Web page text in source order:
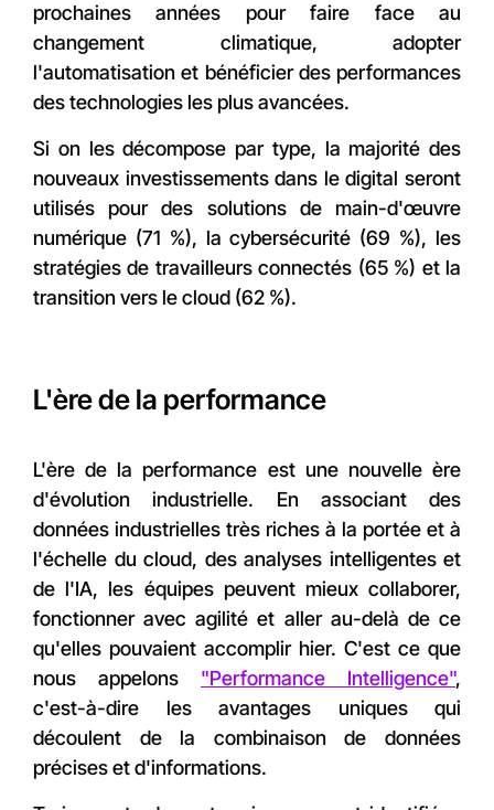
prochaines années pour faire face au
changement climatique, adopter
l'automatisation et bénéficier des performances
des technologies les plus avancées.
Si on les décompose par type, la majorité des
nouveaux investissements dans le digital seront
utilisés pour des solutions de main-d'œuvre
numérique (71 %), la cybersécurité (69 %), les
stratégies de travailleurs connectés (65 %) et la
transition vers le cloud (62 %).
L'ère de la performance
L'ère de la performance est une nouvelle ère
d'évolution industrielle. En associant des
données industrielles très riches à la portée et à
l'échelle du cloud, des analyses intelligentes et
de l'IA, les équipes peuvent mieux collaborer,
fonctionner avec agilité et aller au-delà de ce
qu'elles pouvaient accomplir hier. C'est ce que
nous appelons "Performance Intelligence",
c'est-à-dire les avantages uniques qui
découlent de la combinaison de données
précises et d'informations.